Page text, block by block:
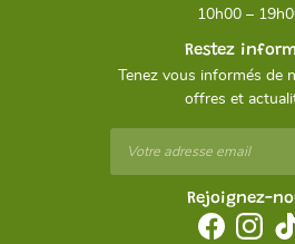
10h00 –
Restez
Tenez vous informés de
offres et
Rejoignez-